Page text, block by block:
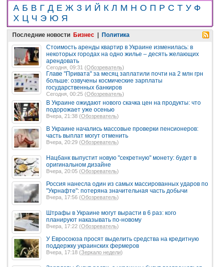
А Б В Г Д Е Ж З И Й К Л М Н О П Р С Т У Ф
Х Ц Ч Э Ю Я
Последние новости Бизнес | Политика
Стоимость аренды квартир в Украине изменилась: в
некоторых городах на одно жилье – десять желающих
арендовать
Сегодня, 09:31 (Обозреватель)
Главе "Привата" за месяц заплатили почти на 2 млн грн
больше: озвучены космические зарплаты
государственных банкиров
Сегодня, 00:25 (Обозреватель)
В Украине ожидают нового скачка цен на продукты: что
подорожает уже осенью
Вчера, 21:38 (Обозреватель)
В Украине начались массовые проверки пенсионеров:
часть выплат могут отменить
Вчера, 20:29 (Обозреватель)
Нацбанк выпустит новую "секретную" монету: будет в
оригинальном дизайне
Вчера, 20:05 (Обозреватель)
Россия нанесла один из самых массированных ударов по
"Укрнафте": потеряна значительная часть добычи
Вчера, 17:56 (Обозреватель)
Штрафы в Украине могут вырасти в 6 раз: кого
планируют наказывать по-новому
Вчера, 17:22 (Обозреватель)
У Евросоюза просят выделить средства на кредитную
поддержку украинских фермеров
Вчера, 17:18 (Зеркало недели)